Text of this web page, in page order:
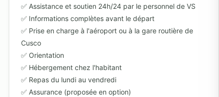
Assistance et soutien 24h/24 par le personnel de VS
Informations complètes avant le départ
Prise en charge à l'aéroport ou à la gare routière de
Cusco
Orientation
Hébergement chez l'habitant
Repas du lundi au vendredi
Assurance (proposée en option)